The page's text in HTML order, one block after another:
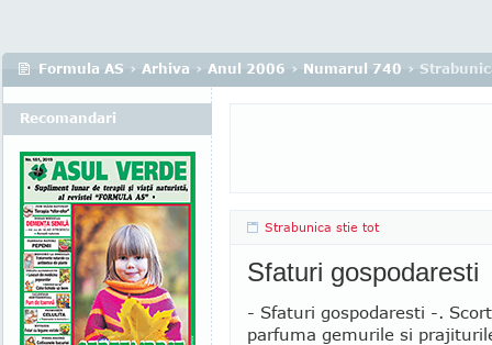
Formula AS › Arhiva › Anul 2006 › Numarul 740 ›
Strabunica stie tot
Sfaturi gospodaresti
- Sfaturi gospodaresti -.
parfuma gemurile si
Recomandari